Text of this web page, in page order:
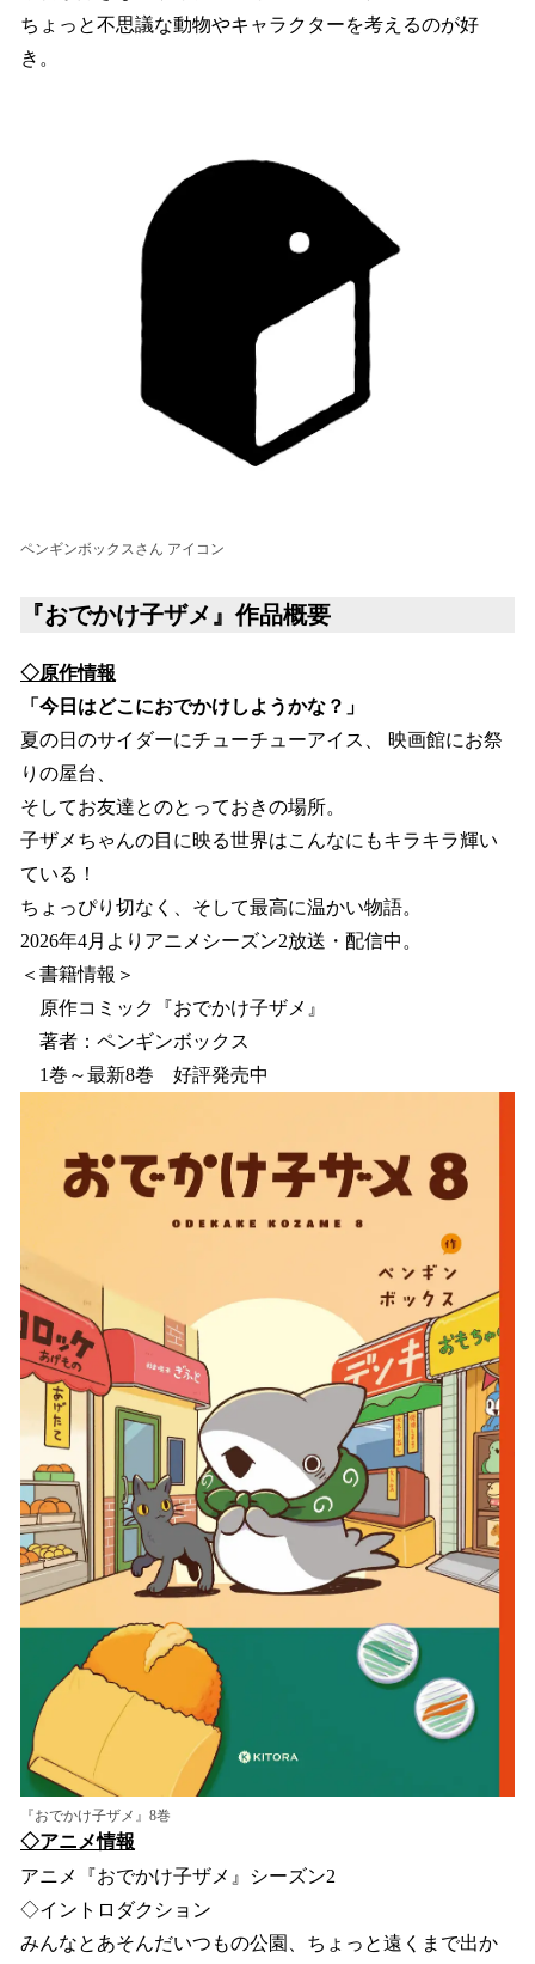
ちょっと不思議な動物やキャラクターを考えるのが好
き。
ペンギンボックスさん アイコン
『おでかけ子ザメ』作品概要
◇原作情報
「今日はどこにおでかけしようかな？」
夏の日のサイダーにチューチューアイス、 映画館にお祭
りの屋台、
そしてお友達とのとっておきの場所。
子ザメちゃんの目に映る世界はこんなにもキラキラ輝い
ている！
ちょっぴり切なく、そして最高に温かい物語。
2026年4月よりアニメシーズン2放送・配信中。
＜書籍情報＞
原作コミック『おでかけ子ザメ』
著者：ペンギンボックス
1巻～最新8巻 好評発売中
『おでかけ子ザメ』8巻
◇アニメ情報
アニメ『おでかけ子ザメ』シーズン2
◇イントロダクション
みんなとあそんだいつもの公園、ちょっと遠くまで出か